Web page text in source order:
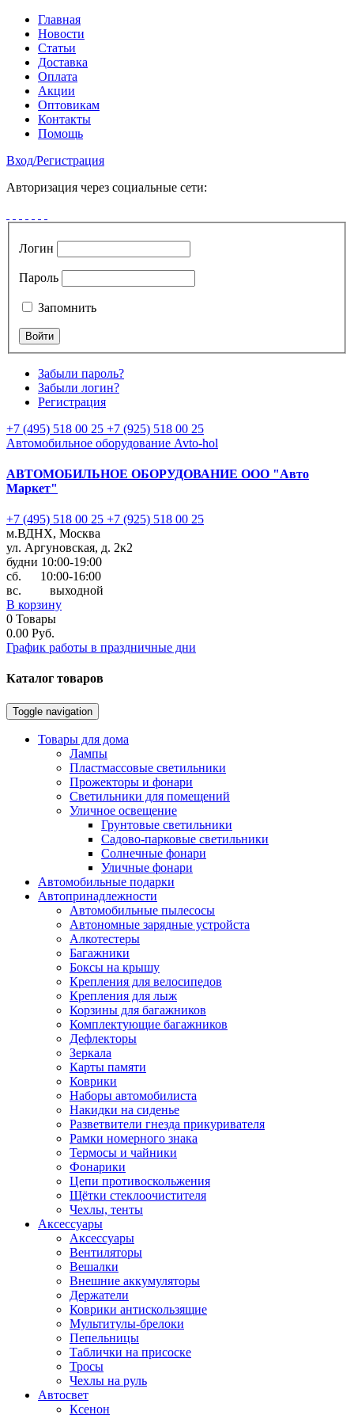
Главная
Новости
Статьи
Доставка
Оплата
Акции
Оптовикам
Контакты
Помощь
Вход/Регистрация
Авторизация через социальные сети:
Логин
Пароль
Запомнить
Забыли пароль?
Забыли логин?
Регистрация
+7 (495) 518 00 25 +7 (925) 518 00 25
Автомобильное оборудование Avto-hol
АВТОМОБИЛЬНОЕ ОБОРУДОВАНИЕ ООО "Авто
Маркет"
+7 (495) 518 00 25 +7 (925) 518 00 25
м.ВДНХ, Москва
ул. Аргуновская, д. 2к2
будни 10:00-19:00
cб. 10:00-16:00
вс. выходной
В корзину
0 Товары
0.00 Руб.
График работы в праздничные дни
Каталог товаров
Toggle navigation
Товары для дома
Лампы
Пластмассовые светильники
Прожекторы и фонари
Светильники для помещений
Уличное освещение
Грунтовые светильники
Садово-парковые светильники
Солнечные фонари
Уличные фонари
Автомобильные подарки
Автопринадлежности
Автомобильные пылесосы
Автономные зарядные устройста
Алкотестеры
Багажники
Боксы на крышу
Крепления для велосипедов
Крепления для лыж
Корзины для багажников
Комплектующие багажников
Дефлекторы
Зеркала
Карты памяти
Коврики
Наборы автомобилиста
Накидки на сиденье
Разветвители гнезда прикуривателя
Рамки номерного знака
Термосы и чайники
Фонарики
Цепи противоскольжения
Щётки стеклоочистителя
Чехлы, тенты
Аксессуары
Аксессуары
Вентиляторы
Вешалки
Внешние аккумуляторы
Держатели
Коврики антискользящие
Мультитулы-брелоки
Пепельницы
Таблички на присоске
Тросы
Чехлы на руль
Автосвет
Ксенон